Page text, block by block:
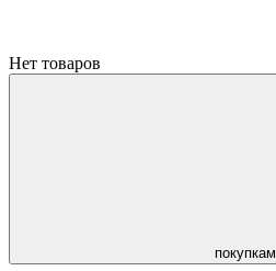
Нет товаров
покупкам